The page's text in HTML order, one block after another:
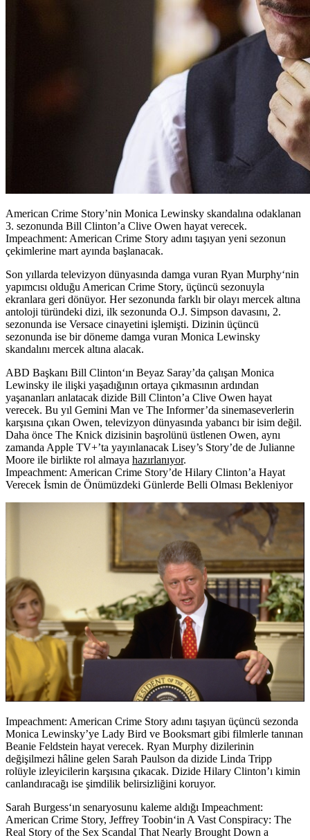
American Crime Story’nin Monica Lewinsky skandalına odaklanan
3. sezonunda Bill Clinton’a Clive Owen hayat verecek.
Impeachment: American Crime Story adını taşıyan yeni sezonun
çekimlerine mart ayında başlanacak.
Son yıllarda televizyon dünyasında damga vuran Ryan Murphy‘nin
yapımcısı olduğu American Crime Story, üçüncü sezonuyla
ekranlara geri dönüyor. Her sezonunda farklı bir olayı mercek altına
antoloji türündeki dizi, ilk sezonunda O.J. Simpson davasını, 2.
sezonunda ise Versace cinayetini işlemişti. Dizinin üçüncü
sezonunda ise bir döneme damga vuran Monica Lewinsky
skandalını mercek altına alacak.
ABD Başkanı Bill Clinton‘ın Beyaz Saray’da çalışan Monica
Lewinsky ile ilişki yaşadığının ortaya çıkmasının ardından
yaşananları anlatacak dizide Bill Clinton’a Clive Owen hayat
verecek. Bu yıl Gemini Man ve The Informer’da sinemaseverlerin
karşısına çıkan Owen, televizyon dünyasında yabancı bir isim değil.
Daha önce The Knick dizisinin başrolünü üstlenen Owen, aynı
zamanda Apple TV+’ta yayınlanacak Lisey’s Story’de de Julianne
Moore ile birlikte rol almaya hazırlanıyor.
Impeachment: American Crime Story’de Hilary Clinton’a Hayat
Verecek İsmin de Önümüzdeki Günlerde Belli Olması Bekleniyor
Impeachment: American Crime Story adını taşıyan üçüncü sezonda
Monica Lewinsky’ye Lady Bird ve Booksmart gibi filmlerle tanınan
Beanie Feldstein hayat verecek. Ryan Murphy dizilerinin
değişilmezi hâline gelen Sarah Paulson da dizide Linda Tripp
rolüyle izleyicilerin karşısına çıkacak. Dizide Hilary Clinton’ı kimin
canlandıracağı ise şimdilik belirsizliğini koruyor.
Sarah Burgess‘ın senaryosunu kaleme aldığı Impeachment:
American Crime Story, Jeffrey Toobin‘in A Vast Conspiracy: The
Real Story of the Sex Scandal That Nearly Brought Down a